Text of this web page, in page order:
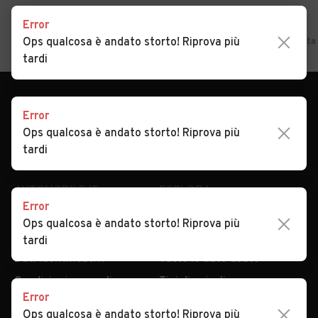
Home Calabria Catanzaro Squillace Auto usate in vendita
AUTOMOBILE.IT
Chi Siamo
Serve aiuto?
Dati identificativi
Condizioni generali
Privacy
ESPLORA
Tutte le auto usate
Tipi di veicoli
Error
Ops qualcosa è andato storto! Riprova più
tardi
Error
Ops qualcosa è andato storto! Riprova più
tardi
Error
Ops qualcosa è andato storto! Riprova più
tardi
Error
Ops qualcosa è andato storto! Riprova più